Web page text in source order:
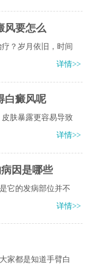
风要怎么
？岁月依旧，时间
详情>>
白癜风呢
肤暴露更容易导致
详情>>
因是哪些
它的发病部位并不
详情>>
家都是知道手臂白